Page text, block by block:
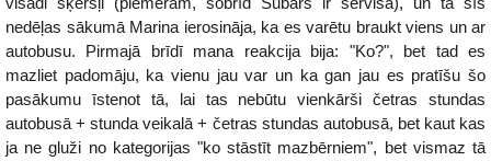
nedēļas sākumā Marina ierosināja, ka es varētu braukt viens un ar
autobusu. Pirmajā brīdī mana reakcija bija: "Ko?", bet tad es
mazliet padomāju, ka vienu jau var un ka gan jau es pratīšu šo
pasākumu īstenot tā, lai tas nebūtu vienkārši četras stundas
autobusā + stunda veikalā + četras stundas autobusā, bet kaut kas
ja ne gluži no kategorijas "ko stāstīt mazbērniem", bet vismaz tā